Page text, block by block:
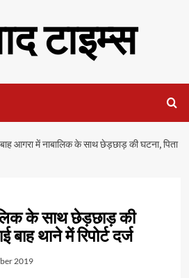
टाइम्स
बाह आगरा में नाबालिक के साथ छेड़छाड़ की घटना, पिता
के साथ छेड़छाड़ की
थाने में रिपोर्ट दर्ज
2019